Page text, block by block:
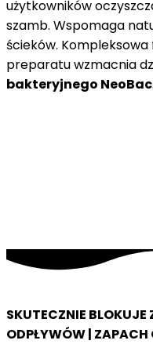
użytkowników
szamb. Wspomaga
ścieków.
preparatu wzmacnia
bakteryjnego NeoBac.
SKUTECZNIE BLOKUJE
ODPŁYWÓW | ZAPACH